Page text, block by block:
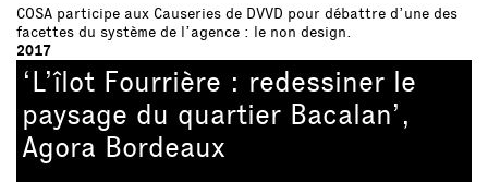
COSA participe aux Causeries de DVVD pour débattre d’une des
facettes du système de l’agence : le non design.
2017
‘L’îlot Fourrière : redessiner le
paysage du quartier Bacalan’,
Agora Bordeaux